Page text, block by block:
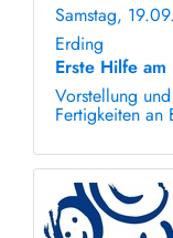
Samstag,
Erding
Erste Hilfe
Vorstellung
Fertigkeiten an